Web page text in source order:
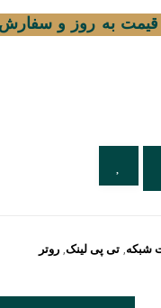
قیمت به روز و
شبکه,تی پی لینک,روتر